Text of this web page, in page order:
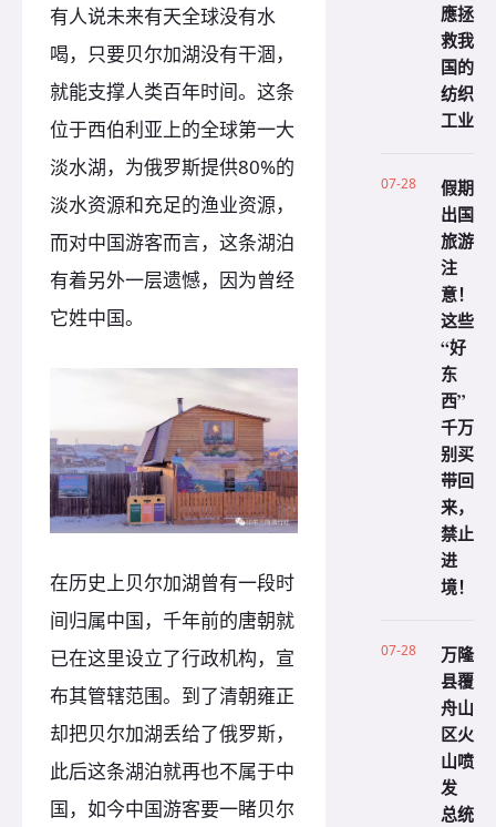
有人说未来有天全球没有水
喝，只要贝尔加湖没有干涸，
就能支撑人类百年时间。这条
位于西伯利亚上的全球第一大
淡水湖，为俄罗斯提供80%的
淡水资源和充足的渔业资源，
而对中国游客而言，这条湖泊
有着另外一层遗憾，因为曾经
它姓中国。
在历史上贝尔加湖曾有一段时
间归属中国，千年前的唐朝就
已在这里设立了行政机构，宣
布其管辖范围。到了清朝雍正
却把贝尔加湖丢给了俄罗斯，
此后这条湖泊就再也不属于中
国，如今中国游客要一睹贝尔
應拯
救我
国的
纺织
工业
07-28
假期
出国
旅游
注
意！
这些
“好
东
西”
千万
别买
带回
来，
禁止
进
境！
07-28
万隆
县覆
舟山
区火
山喷
发
总统